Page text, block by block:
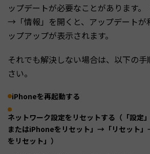
ップデートが必要なことがあります。
→「情報」を開くと、アップデートが
ップアップが表示されます。
それでも解決しない場合は、以下の
さい。
iPhoneを再起動する
ネットワーク設定をリセットする（「設
またはiPhoneをリセット」→「リセット
をリセット」）